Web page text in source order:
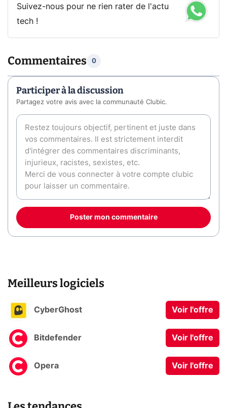
Suivez-nous pour ne rien rater de l'actu
tech !
Commentaires 0
Participer à la discussion
Partagez votre avis avec la communauté Clubic.
Poster mon commentaire
Meilleurs logiciels
CyberGhost Voir l'offre
Bitdefender Voir l'offre
Opera Voir l'offre